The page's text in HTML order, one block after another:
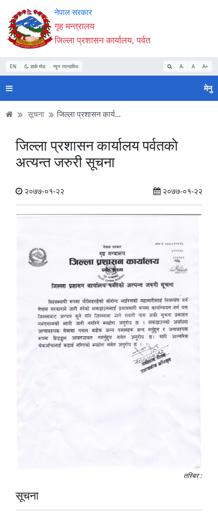
Accessibility
Mode
सुरु
गर्नुहोस्
सामाग्री
पढ्नुहाेस्
नेभिगेसन
पढ्नुहाेस्
वेबसाइट
खोजमा
जानुहोस्
नेपाल सरकार
गृह मन्त्रालय
जिल्ला प्रशासन कार्यालय, पर्वत
EN डार्क मोड न्यून व्यान्डविथ A- A A+
मेनु
सूचना जिल्ला प्रशासन कार्य...
जिल्ला प्रशासन कार्यालय पर्वतकाे
अत्यन्त जरुरी सूचना
२०७७-०१-२२ २०७७-०१-२२
तस्बिर :
सूचना